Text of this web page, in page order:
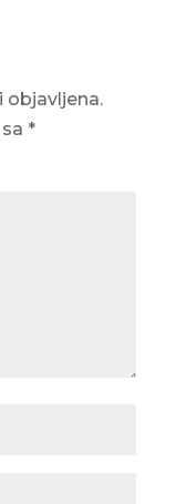
objavljena.
*